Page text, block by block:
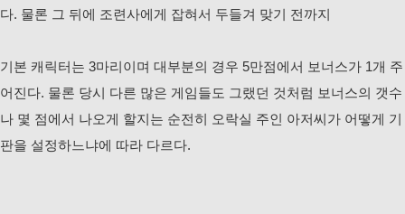
다. 물론 그 뒤에 조련사에게 잡혀서 두들겨 맞기 전까지
기본 캐릭터는 3마리이며 대부분의 경우 5만점에서 보너스가 1개 주
어진다. 물론 당시 다른 많은 게임들도 그랬던 것처럼 보너스의 갯수
나 몇 점에서 나오게 할지는 순전히 오락실 주인 아저씨가 어떻게 기
판을 설정하느냐에 따라 다르다.